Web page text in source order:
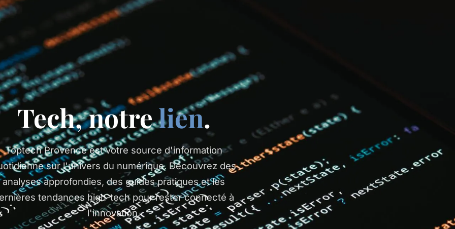
Tech, notrelien.
Toptech Provence est votre source d'information
sur l'univers du numérique. Découvrez des
analyses approfondies, des guides pratiques et les
tendances high-tech pour rester connecté à
l'innovation.